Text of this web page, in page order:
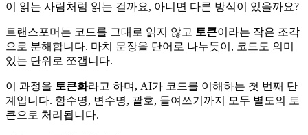
이 읽는 사람처럼 읽는 걸까요, 아니면 다른 방식이 있을까요?
트랜스포머는 코드를 그대로 읽지 않고 토큰이라는 작은 조각
으로 분해합니다. 마치 문장을 단어로 나누듯이, 코드도 의미
있는 단위로 쪼갭니다.
이 과정을 토큰화라고 하며, AI가 코드를 이해하는 첫 번째 단
계입니다. 함수명, 변수명, 괄호, 들여쓰기까지 모두 별도의 토
큰으로 처리됩니다.